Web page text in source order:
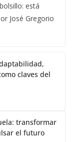
está
José Gregorio
claves del
transformar
el futuro